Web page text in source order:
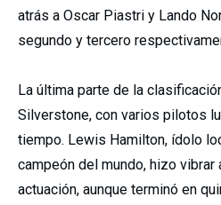
atrás a Oscar Piastri y Lando
segundo y tercero
La última parte de la
Silverstone, con varios pilotos
tiempo. Lewis Hamilton, ídolo
campeón del mundo, hizo vibrar
actuación, aunque terminó en